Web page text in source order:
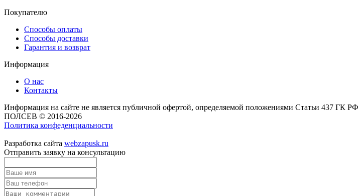
Покупателю
Способы оплаты
Способы доставки
Гарантия и возврат
Информация
О нас
Контакты
Информация на сайте не является публичной офертой, определяемой положениями Статьи 437 ГК РФ
ПОЛСЕВ © 2016-2026
Политика конфеденциальности
Разработка сайта webzapusk.ru
Отправить заявку на консультацию